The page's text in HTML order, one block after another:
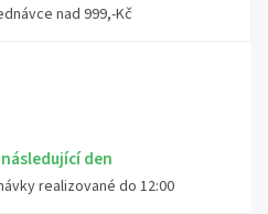
nad 999,-Kč
den
realizované do 12:00